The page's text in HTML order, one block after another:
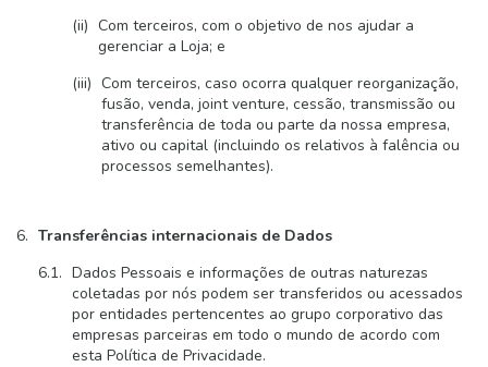
Com terceiros, com o objetivo de nos ajudar a
gerenciar a Loja; e
Com terceiros, caso ocorra qualquer reorganização,
fusão, venda, joint venture, cessão, transmissão ou
transferência de toda ou parte da nossa empresa,
ativo ou capital (incluindo os relativos à falência ou
processos semelhantes).
Transferências internacionais de Dados
Dados Pessoais e informações de outras naturezas
coletadas por nós podem ser transferidos ou acessados
por entidades pertencentes ao grupo corporativo das
empresas parceiras em todo o mundo de acordo com
esta Política de Privacidade.